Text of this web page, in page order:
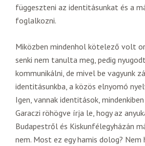
függeszteni az identitásunkat és a
foglalkozni.
Miközben mindenhol kötelező volt
senki nem tanulta meg, pedig
kommunikálni, de mivel be vagyunk
identitásunkba, a közös elnyomó
Igen, vannak identitások,
Garaczi röhögve írja le, hogy az
Budapestről és Kiskunfélegyházán
nem. Most ez egy hamis dolog? Nem